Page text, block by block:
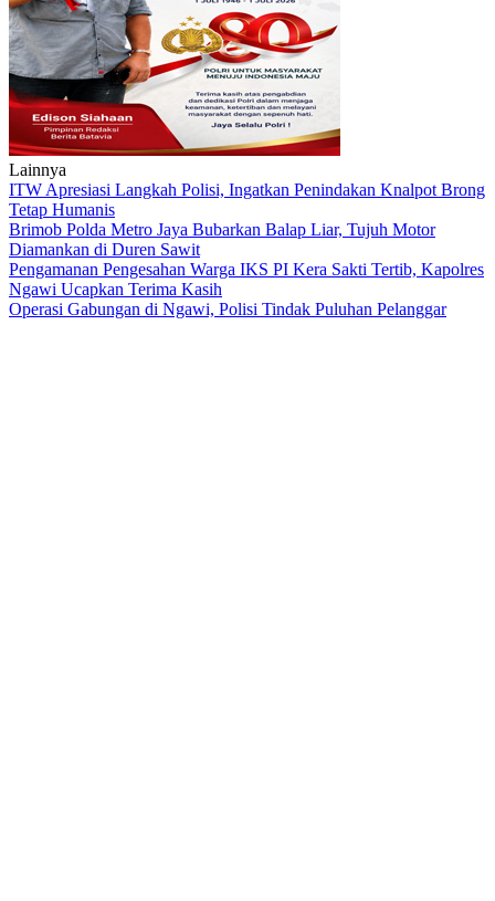
Lainnya
ITW Apresiasi Langkah Polisi, Ingatkan Penindakan Knalpot Brong
Tetap Humanis
Brimob Polda Metro Jaya Bubarkan Balap Liar, Tujuh Motor
Diamankan di Duren Sawit
Pengamanan Pengesahan Warga IKS PI Kera Sakti Tertib, Kapolres
Ngawi Ucapkan Terima Kasih
Operasi Gabungan di Ngawi, Polisi Tindak Puluhan Pelanggar